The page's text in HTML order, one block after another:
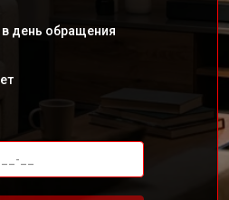
день обращения